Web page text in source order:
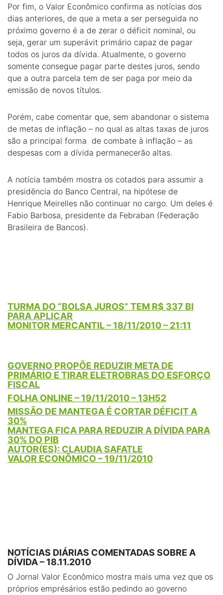
Por fim, o Valor Econômico confirma as notícias dos
dias anteriores, de que a meta a ser perseguida no
próximo governo é a de zerar o déficit nominal, ou
seja, gerar um superávit primário capaz de pagar
todos os juros da dívida. Atualmente, o governo
somente consegue pagar parte destes juros, sendo
que a outra parcela tem de ser paga por meio da
emissão de novos títulos.
Porém, cabe comentar que, sem abandonar o sistema
de metas de inflação – no qual as altas taxas de juros
são a principal forma de combate à inflação – as
despesas com a dívida permanecerão altas.
A notícia também mostra os cotados para assumir a
presidência do Banco Central, na hipótese de
Henrique Meirelles não continuar no cargo. Um deles é
Fabio Barbosa, presidente da Febraban (Federação
Brasileira de Bancos).
TURMA DO “BOLSA JUROS” TEM R$ 337 BI
PARA APLICAR
MONITOR MERCANTIL – 18/11/2010 – 21:11
GOVERNO PROPÕE REDUZIR META DE
PRIMÁRIO E TIRAR ELETROBRAS DO ESFORÇO
FISCAL
FOLHA ONLINE – 19/11/2010 – 13H52
MISSÃO DE MANTEGA É CORTAR DÉFICIT A
30%
MANTEGA FICA PARA REDUZIR A DÍVIDA PARA
30% DO PIB
AUTOR(ES): CLAUDIA SAFATLE
VALOR ECONÔMICO – 19/11/2010
NOTÍCIAS DIÁRIAS COMENTADAS SOBRE A
DÍVIDA – 18.11.2010
O Jornal Valor Econômico mostra mais uma vez que os
próprios emprésários estão pedindo ao governo